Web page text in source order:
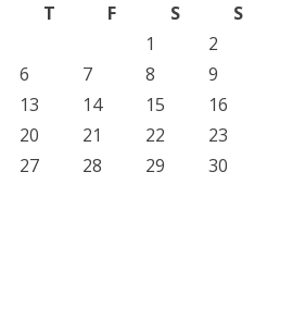
T F S
S
1
2
6 7 8
9
13 14 15
16
20 21 22
23
27 28 29
30